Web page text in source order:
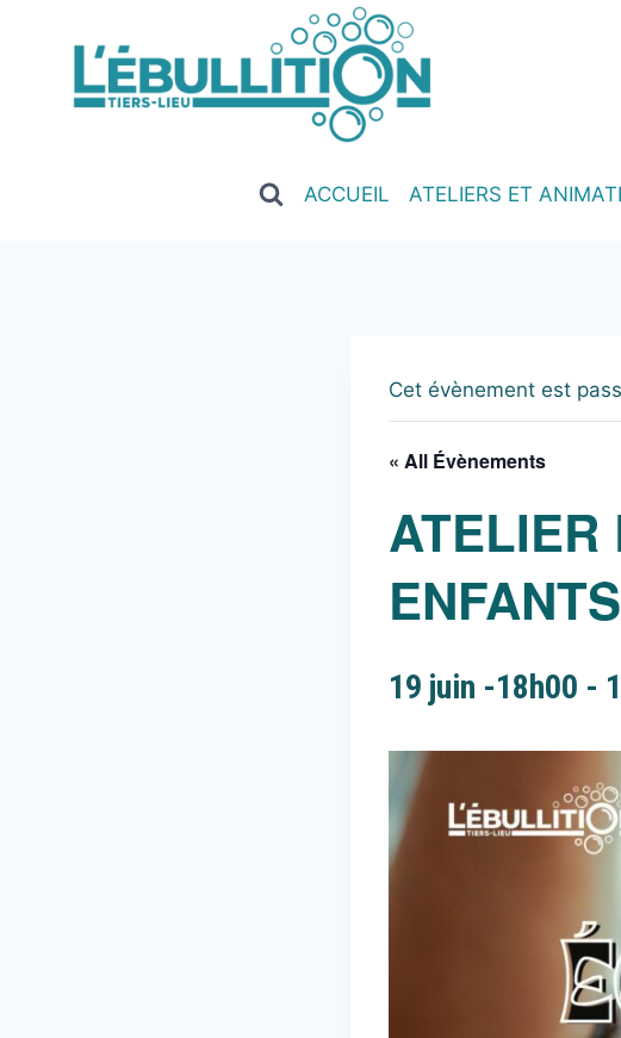
ACCUEIL ATELIERS ET
Cet évènement est
« All Évènements
ATELIER
ENFANTS
19 juin -18h00 -